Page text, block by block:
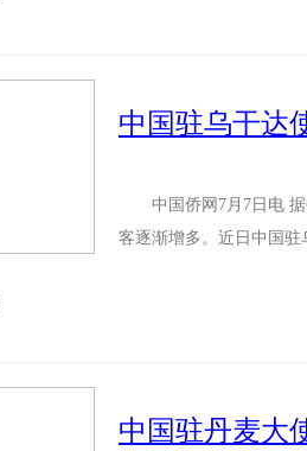
中国驻乌干达
中国侨网7月7日电 据
客逐渐增多。近日中国